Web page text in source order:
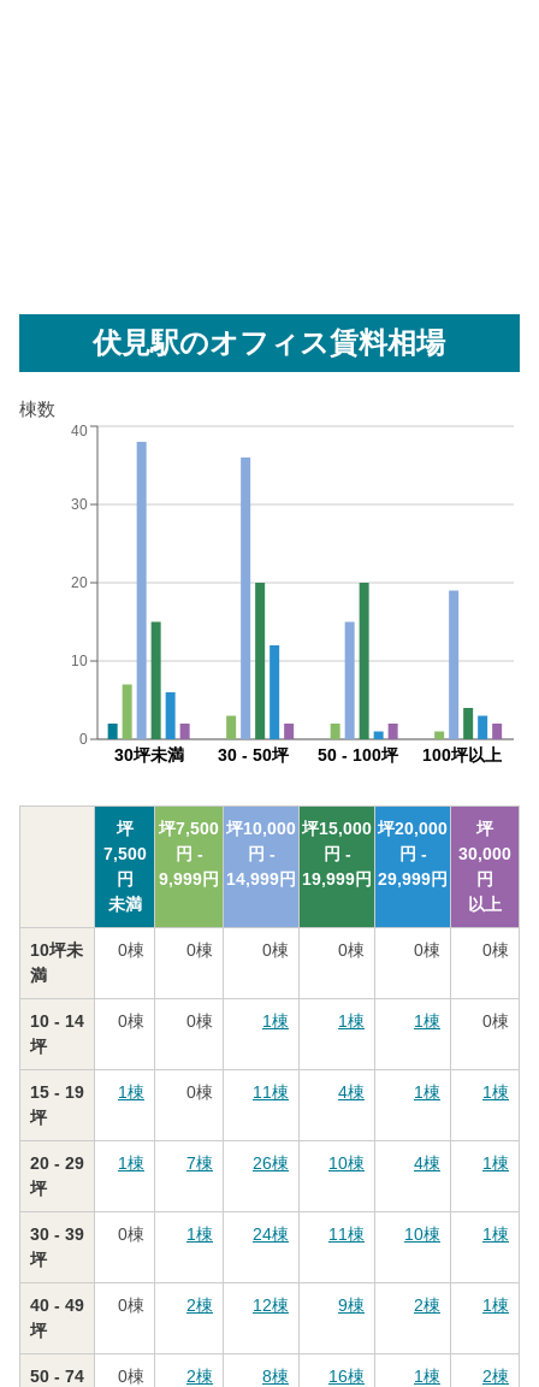
伏見駅のオフィス賃料相場
棟数
30坪未満 30 - 50坪 50 - 100坪 100坪以上
0
10
20
30
40
坪
7,500
円
未満
坪7,500
円 -
9,999円
坪10,000
円 -
14,999円
坪15,000
円 -
19,999円
坪20,000
円 -
29,999円
坪
30,000
円
以上
10坪未
満
0棟 0棟 0棟 0棟 0棟 0棟
10 - 14
坪
0棟 0棟 1棟 1棟 1棟 0棟
15 - 19
坪
1棟 0棟 11棟 4棟 1棟 1棟
20 - 29
坪
1棟 7棟 26棟 10棟 4棟 1棟
30 - 39
坪
0棟 1棟 24棟 11棟 10棟 1棟
40 - 49
坪
0棟 2棟 12棟 9棟 2棟 1棟
50 - 74
0棟 2棟 8棟 16棟 1棟 2棟